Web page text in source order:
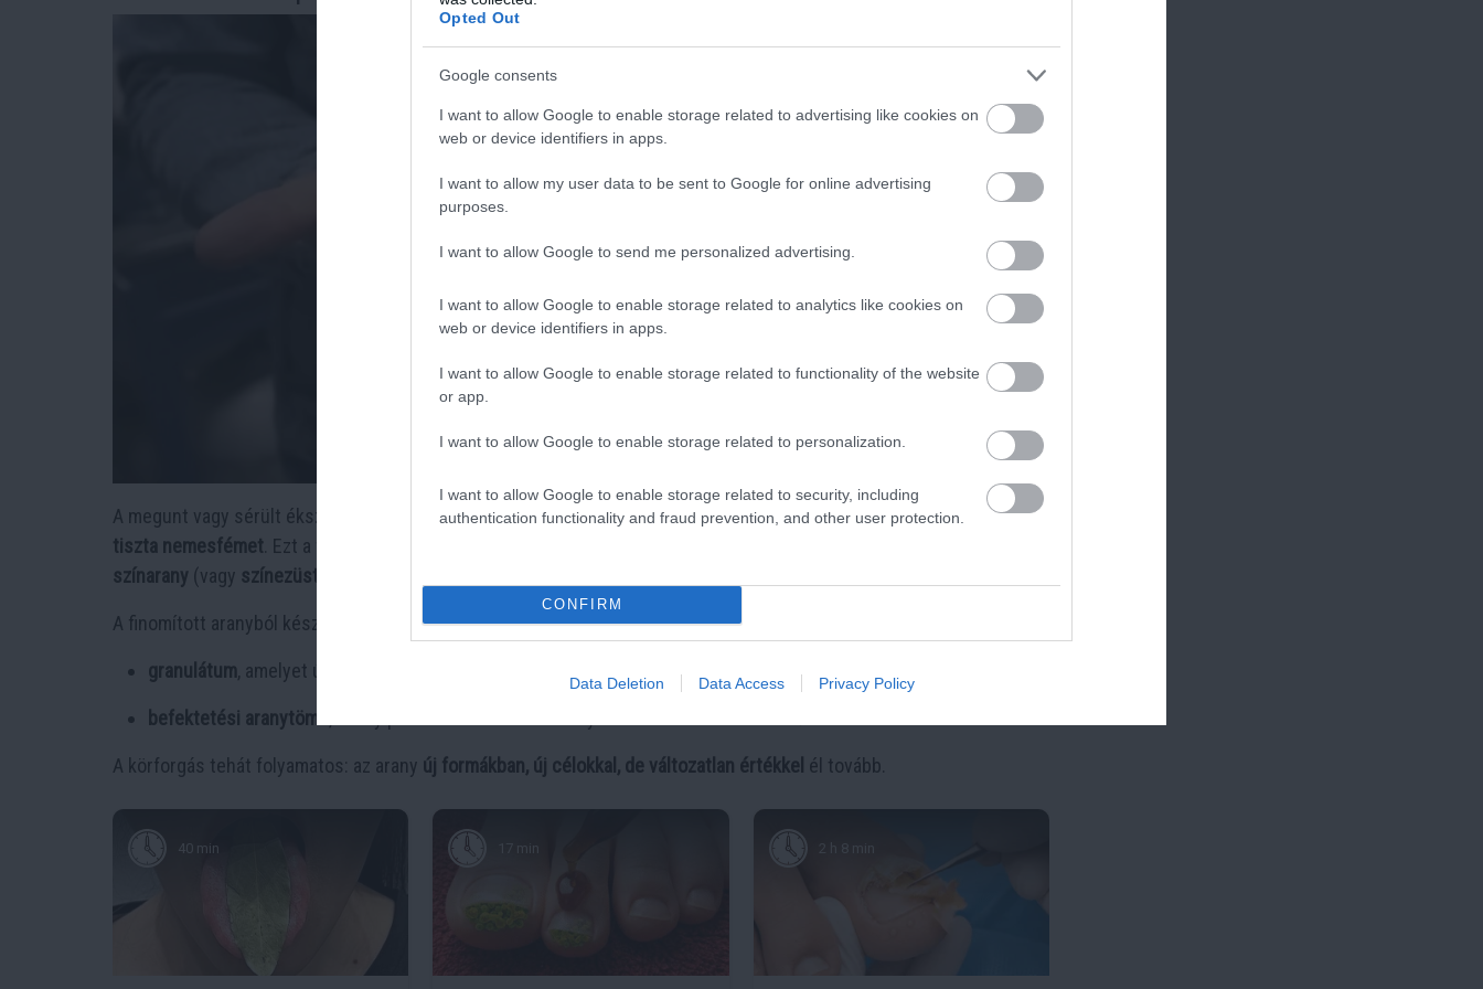
Opted Out
Google consents
I want to allow Google to enable storage related to advertising like cookies on
web or device identifiers in apps.
I want to allow my user data to be sent to Google for online advertising
purposes.
I want to allow Google to send me personalized advertising.
I want to allow Google to enable storage related to analytics like cookies on
web or device identifiers in apps.
I want to allow Google to enable storage related to functionality of the website
or app.
I want to allow Google to enable storage related to personalization.
I want to allow Google to enable storage related to security, including
authentication functionality and fraud prevention, and other user protection.
CONFIRM
Data Deletion Data Access Privacy Policy
A megunt vagy sérült ékszerek gyakran nem vesznek el: ahasznált aranyat beolvasztják , és visszanyerik belőle a
tiszta nemesfémet . Ezt a folyamatot
színarany (vagy színezüst
A finomított aranyból készülhet:
granulátum, amelyet új ékszerek gyártásához használnak fel,
befektetési aranytömb
A körforgás tehát folyamatos: az arany új formákban, új célokkal, de változatlan értékkel él tovább.
40 min 17 min 2 h 8 min